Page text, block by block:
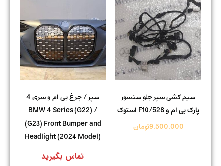
سیم کشی سپر جلو سنسور
پارک بی ام و 528/F10 استوک
9.500.000تومان
سپر / چراغ بی ام و سری 4
BMW 4 Series (G22) /
(G23) Front Bumper and
Headlight (2024 Model)
تماس بگیرید